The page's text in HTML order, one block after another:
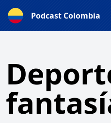
Podcast Colombia